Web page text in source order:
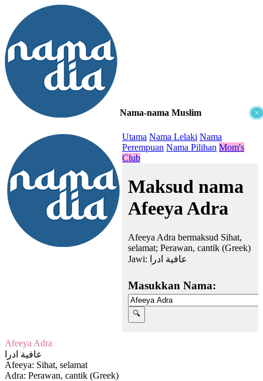
×
Nama-nama Muslim
Utama Nama Lelaki Nama
Perempuan Nama Pilihan Mom's
Club
Maksud nama
Afeeya Adra
Afeeya Adra bermaksud Sihat,
selamat; Perawan, cantik (Greek)
Jawi:
عافية ادرا
Masukkan Nama:
Afeeya Adra
عافية ادرا
Afeeya: Sihat, selamat
Adra: Perawan, cantik (Greek)